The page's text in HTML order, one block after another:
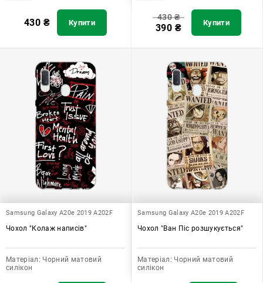
430 ₴ Купити
430₴
390 ₴ Купити
Samsung Galaxy A20e 2019 A202F
Чохол "Колаж написів"
Матеріал: Чорний матовий
силікон
Samsung Galaxy A20e 2019 A202F
Чохол "Ван Піс розшукується"
Матеріал: Чорний матовий
силікон